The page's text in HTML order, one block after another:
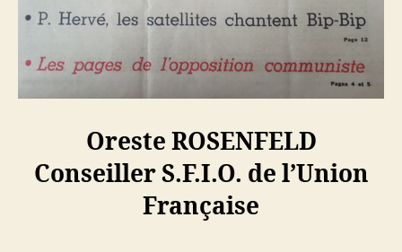
Oreste ROSENFELD
Conseiller S.F.I.O. de l’Union
Française